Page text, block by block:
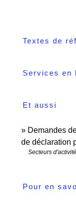
Textes de
Services en
Et aussi
Demandes
de déclaration
Secteurs d'activité
Pour en